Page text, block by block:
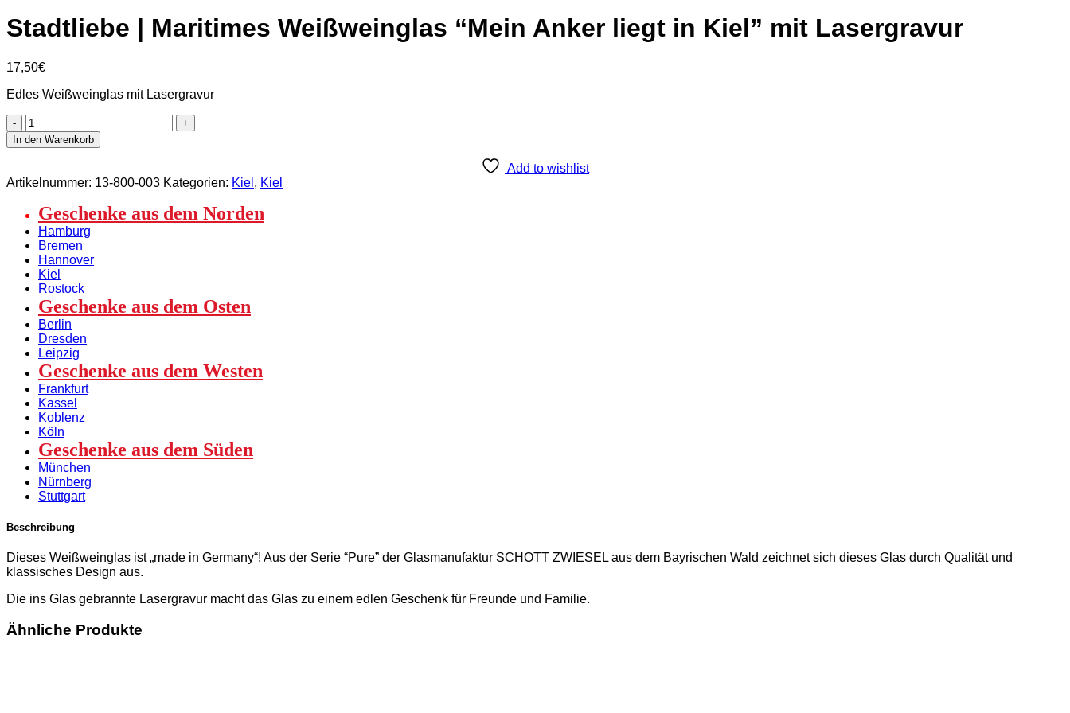
Stadtliebe | Maritimes Weißweinglas “Mein Anker liegt in Kiel” mit Lasergravur
17,50€
Edles Weißweinglas mit Lasergravur
Stadtliebe
|
Maritimes
“Mein
liegt
in
Kiel”
mit
Lasergravur
Menge
In den Warenkorb
Add to wishlist
Artikelnummer: 13-800-003 Kategorien: Kiel , Kiel
Geschenke aus dem Norden
Hamburg
Bremen
Hannover
Kiel
Rostock
Geschenke aus dem Osten
Berlin
Dresden
Leipzig
Geschenke aus dem Westen
Frankfurt
Kassel
Koblenz
Köln
Geschenke aus dem Süden
München
Nürnberg
Stuttgart
Beschreibung
Dieses Weißweinglas ist „made in Germany“! Aus der Serie “Pure” der Glasmanufaktur SCHOTT ZWIESEL aus dem Bayrischen Wald zeichnet sich dieses Glas durch Qualität und
klassisches Design aus.
Die ins Glas gebrannte Lasergravur macht das Glas zu einem edlen Geschenk für Freunde und Familie.
Ähnliche Produkte